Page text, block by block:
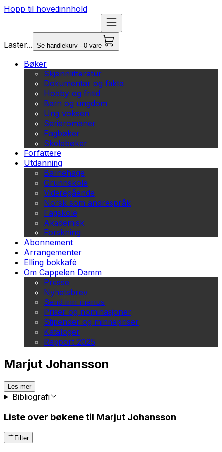
Hopp til hovedinnhold
Laster... Se handlekurv - 0 vare
Bøker
Skjønnlitteratur
Dokumentar og fakta
Hobby og fritid
Barn og ungdom
Ung voksen
Serieromaner
Fagbøker
Skolebøker
Forfattere
Utdanning
Barnehage
Grunnskole
Videregående
Norsk som andrespråk
Fagskole
Akademisk
Forskning
Abonnement
Arrangementer
Elling bokkafé
Om Cappelen Damm
Presse
Nyhetsbrev
Send inn manus
Priser og nominasjoner
Stipender og minnepriser
Kataloger
Rapport 2025
Marjut Johansson
Les mer
Bibliografi
Liste over bøkene til Marjut Johansson
Filter